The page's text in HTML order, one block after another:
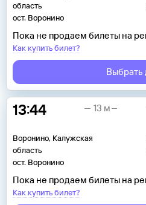
область
ост. Воронино
Пока не продаем билеты на
Как купить билет?
Выбрать
13:44
Воронино, Калужская
область
ост. Воронино
13 м
Пока не продаем билеты на
Как купить билет?